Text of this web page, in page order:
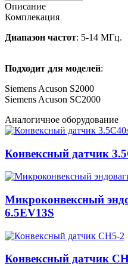
Описание
Комплекация
Диапазон частот: 5-14 МГц.
Подходит для моделей:
Siemens Acuson S2000
Siemens Acuson SC2000
Аналогичное оборудование
Конвексный датчик
Микроконвексный
6.5EV13S
Конвексный датчик